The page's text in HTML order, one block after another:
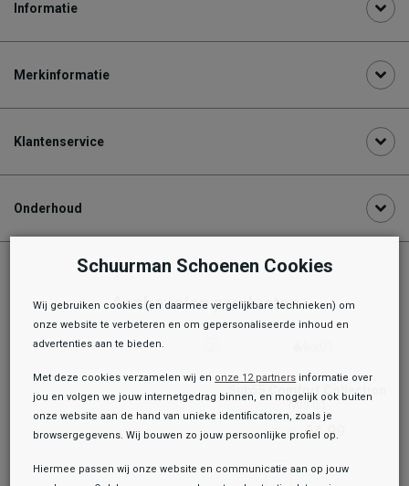
Informatie
Merkinformatie
Klantenservice
Onderhoud
Aanbevolen producten
Sub55 Comfort Collection
Mia 01
79,9964,99
Schuurman Schoenen Cookies
Wij gebruiken cookies (en daarmee vergelijkbare technieken) om
onze website te verbeteren en om gepersonaliseerde inhoud en
advertenties aan te bieden.
Met deze cookies verzamelen wij en onze 12 partners informatie over
jou en volgen we jouw internetgedrag binnen, en mogelijk ook buiten
onze website aan de hand van unieke identificatoren, zoals je
browsergegevens. Wij bouwen zo jouw persoonlijke profiel op.
Hiermee passen wij onze website en communicatie aan op jouw